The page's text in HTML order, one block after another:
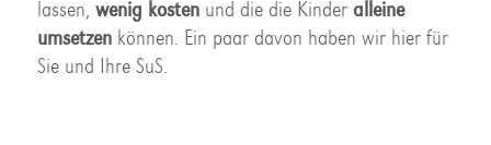
lassen, wenig kostenund die die Kinder alleine
umsetzenkönnen. Ein paar davon haben wir hier für
Sie und Ihre SuS.